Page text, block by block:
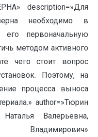
description=»Для
необходимо в
его первоначальную
методом активного
чего стоит вопрос
Поэтому, на
процесса выноса
author=»Тюрин
Валерьевна,